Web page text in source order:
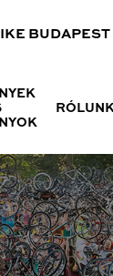
BUDAPEST